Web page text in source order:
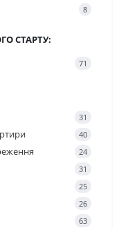
8
СТАРТУ:
71
31
40
24
31
25
26
63